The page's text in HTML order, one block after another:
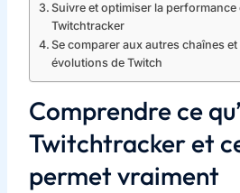
Suivre et optimiser la performance
Twitchtracker
Se comparer aux autres chaînes
évolutions de Twitch
Comprendre ce
Twitchtracker et
permet vraiment